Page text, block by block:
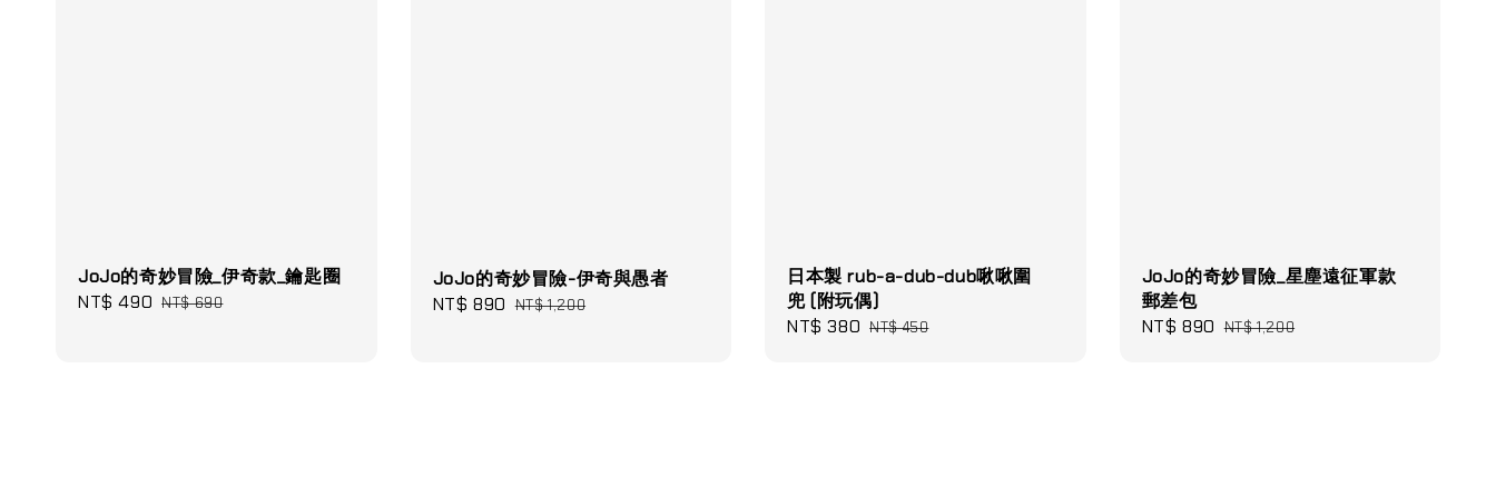
JoJo的奇妙冒險_伊奇款_鑰匙圈
Sale
NT$ 490 Regular
NT$ 690
JoJo的奇妙冒險-伊奇與愚者
Sale
NT$ 890 Regular
NT$ 1,200
日本製 rub-a-dub-dub啾啾圍
兜 (附玩偶)
Sale
NT$ 380 Regular
NT$ 450
JoJo的奇妙冒險_星塵遠征軍款
郵差包
Sale
NT$ 890 Regular
NT$ 1,200